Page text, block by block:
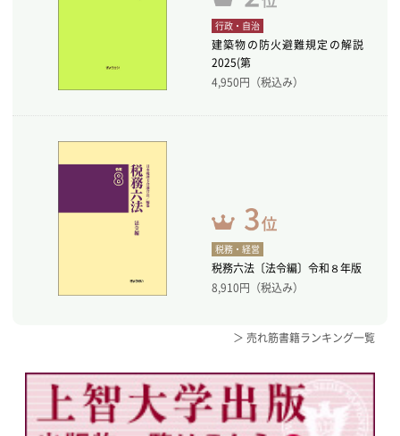
行政・自治
建築物の防火避難規定の解説
2025(第
4,950円（税込み）
税務・経営
税務六法〔法令編〕令和８年版
8,910円（税込み）
＞ 売れ筋書籍ランキング一覧